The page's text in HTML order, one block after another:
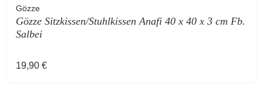
Gözze
Gözze Sitzkissen/Stuhlkissen Anafi 40 x 40 x 3 cm Fb.
Salbei
Regulärer Preis:
19,90 €